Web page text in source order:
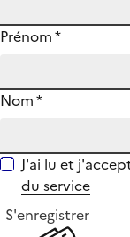
Prénom*
Nom*
J'ai lu et
du service
S'enregistrer